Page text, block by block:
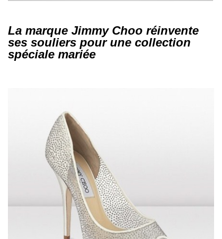
La marque Jimmy Choo réinvente
ses souliers pour une collection
spéciale mariée